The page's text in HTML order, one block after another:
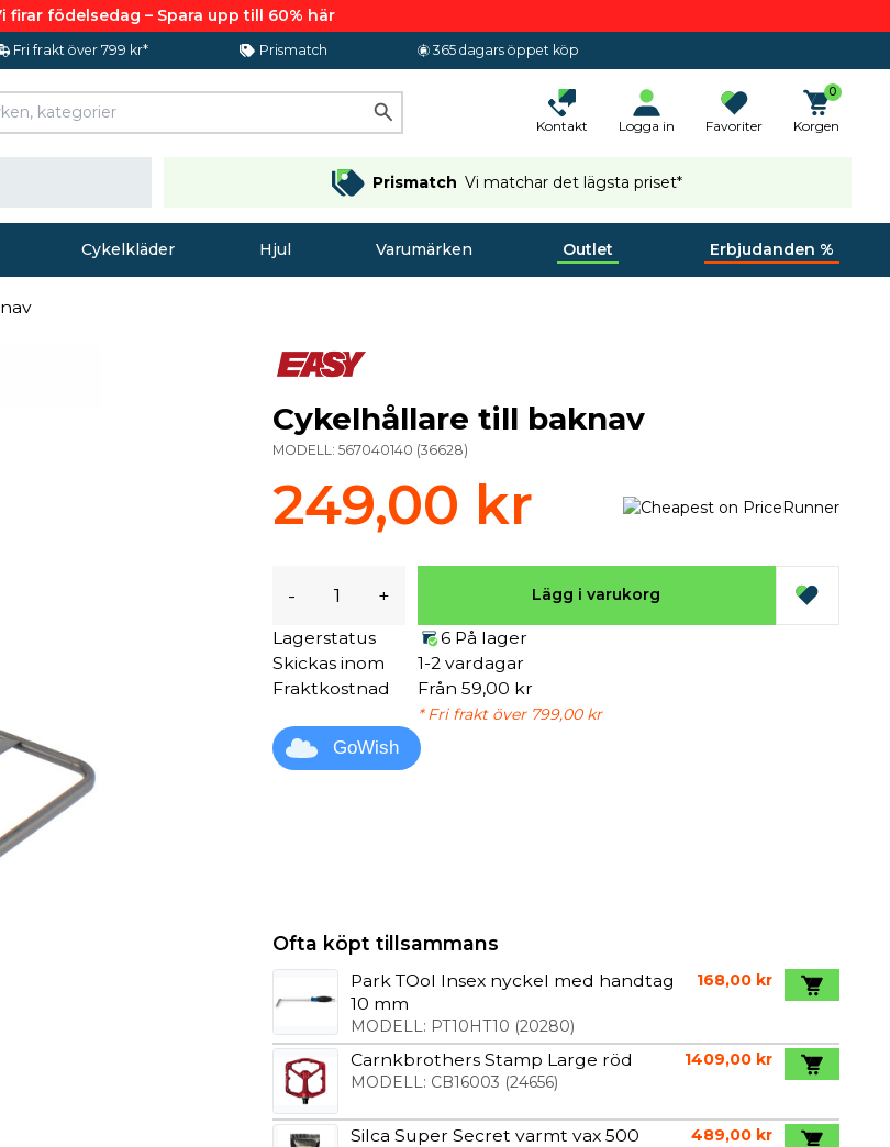
firar födelsedag – Spara upp till 60% här
Fri frakt över 799 kr* Prismatch 365 dagars öppet köp
Kontakt Logga in Favoriter
0
Korgen
Prismatch Vi matchar det lägsta priset*
Cykelkläder Hjul Varumärken Outlet Erbjudanden %
Cykelhållare till baknav
MODELL:567040140 (36628)
249,00 kr
- + Lägg i varukorg
Lagerstatus
6 På lager
Skickas inom
1-2 vardagar
Fraktkostnad
Från 59,00 kr
* Fri frakt över 799,00 kr
GoWish
Ofta köpt tillsammans
Park TOol Insex nyckel med handtag
10 mm
MODELL: PT10HT10 (20280)
168,00 kr
Carnkbrothers Stamp Large röd
MODELL: CB16003 (24656)
1409,00 kr
Silca Super Secret varmt vax 500
489,00 kr